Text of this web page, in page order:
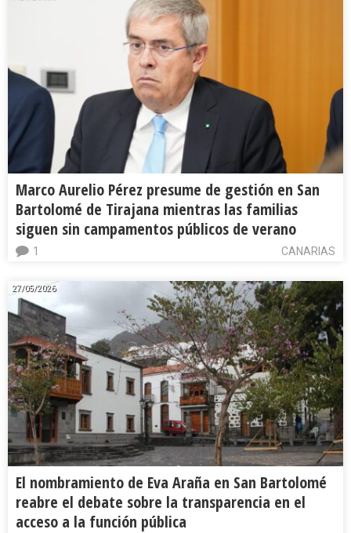
Marco Aurelio Pérez presume de gestión en San
Bartolomé de Tirajana mientras las familias
siguen sin campamentos públicos de verano
CANARIAS
1
27/05/2026
El nombramiento de Eva Araña en San Bartolomé
reabre el debate sobre la transparencia en el
acceso a la función pública